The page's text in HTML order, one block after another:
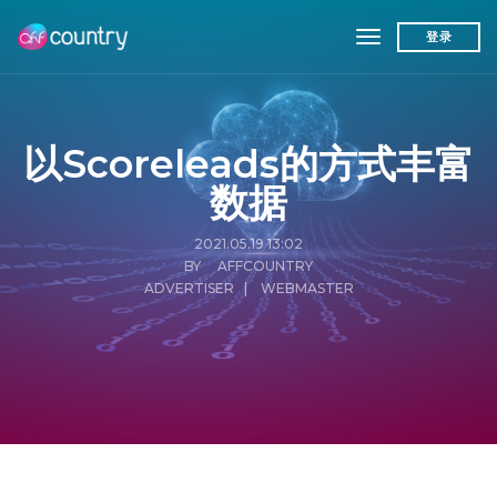
toggle登录
以Scoreleads的方式丰富
数据
2021.05.19 13:02
BY AFFCOUNTRY
ADVERTISER | WEBMASTER